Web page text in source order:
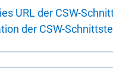
URL der CSW-
der CSW-